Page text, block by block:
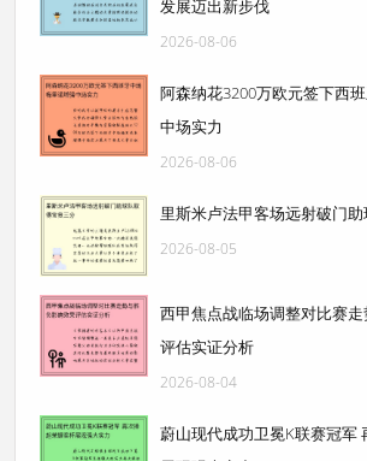
发展迈出新步伐
2026-08-06
阿森纳花3200万欧元签下西
中场实力
2026-08-06
里斯米卢法甲客场远射破门
2026-08-05
西甲焦点战临场调整对比赛
评估实证分析
2026-08-04
蔚山现代成功卫冕K联赛冠军